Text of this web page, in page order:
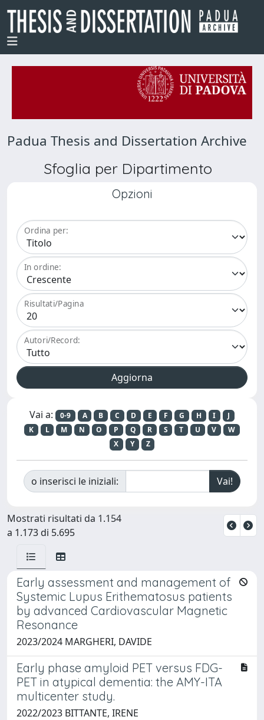
Padua Thesis and Dissertation Archive
Sfoglia per Dipartimento
Opzioni
Ordina per:
In ordine:
Risultati/Pagina
Autori/Record:
Vai a: 0-9 A B C D E F G H I
J
K
L M N O P Q R S T U V
W
X
Y Z
o inserisci le iniziali:
Mostrati risultati da 1.154
a 1.173 di 5.695
Early assessment and management of
Systemic Lupus Erithematosus patients
by advanced Cardiovascular Magnetic
Resonance
2023/2024 MARGHERI, DAVIDE
Early phase amyloid PET versus FDG-
PET in atypical dementia: the AMY-ITA
multicenter study.
2022/2023 BITTANTE, IRENE